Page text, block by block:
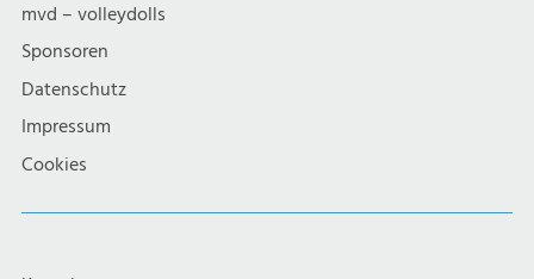
mvd – volleydolls
Sponsoren
Datenschutz
Impressum
Cookies